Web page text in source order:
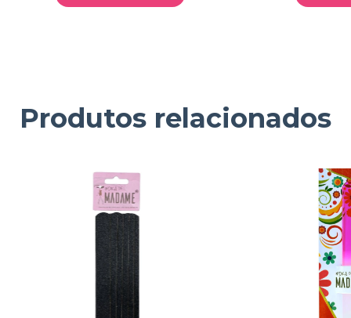
Produtos relacionados